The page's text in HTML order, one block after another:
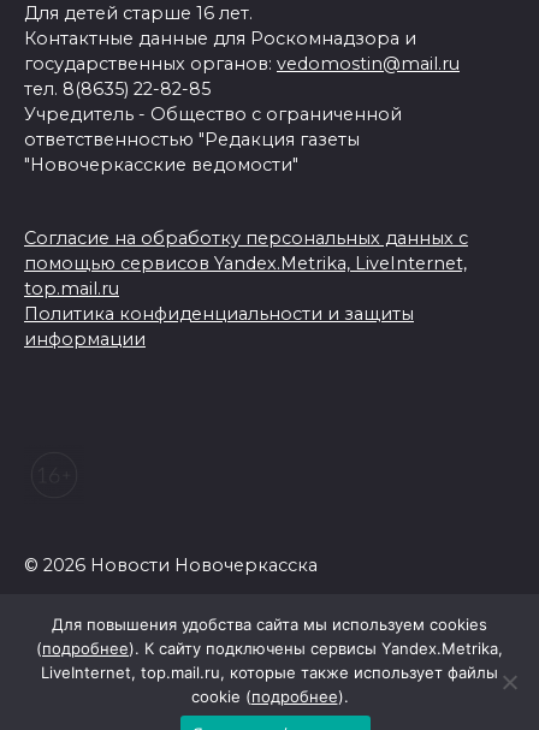
Для детей старше 16 лет.
Контактные данные для Роскомнадзора и
государственных органов: vedomostin@mail.ru
тел. 8(8635) 22-82-85
Учредитель - Общество с ограниченной
ответственностью "Редакция газеты
"Новочеркасские ведомости"
Согласие на обработку персональных данных с
помощью сервисов Yandex.Metrika, LiveInternet,
top.mail.ru
Политика конфиденциальности и защиты
информации
© 2026 Новости Новочеркасска
Для повышения удобства сайта мы используем cookies
(подробнее). К сайту подключены сервисы Yandex.Metrika,
LiveInternet, top.mail.ru, которые также использует файлы
cookie (подробнее).